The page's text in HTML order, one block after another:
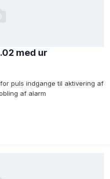
med ur
puls indgange til aktivering af
af alarm